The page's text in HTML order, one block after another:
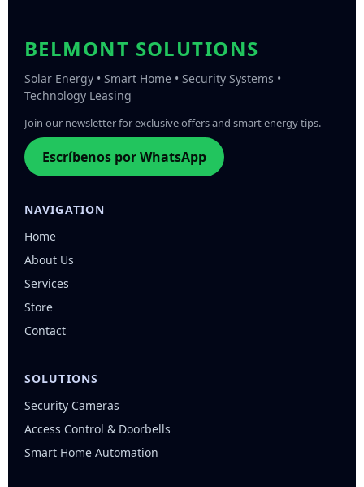
BELMONT SOLUTIONS
Solar Energy • Smart Home • Security Systems •
Technology Leasing
Join our newsletter for exclusive offers and smart energy tips.
Escríbenos por WhatsApp
NAVIGATION
Home
About Us
Services
Store
Contact
SOLUTIONS
Security Cameras
Access Control & Doorbells
Smart Home Automation